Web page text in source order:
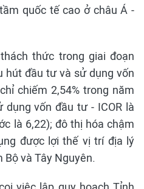
quốc tế cao ở châu Á -
thức trong giai đoạn
hút đầu tư và sử dụng vốn
chiếm 2,54% trong năm
vốn đầu tư - ICOR là
là 6,22); đô thị hóa chậm
được lợi thế vị trí địa lý
và Tây Nguyên.